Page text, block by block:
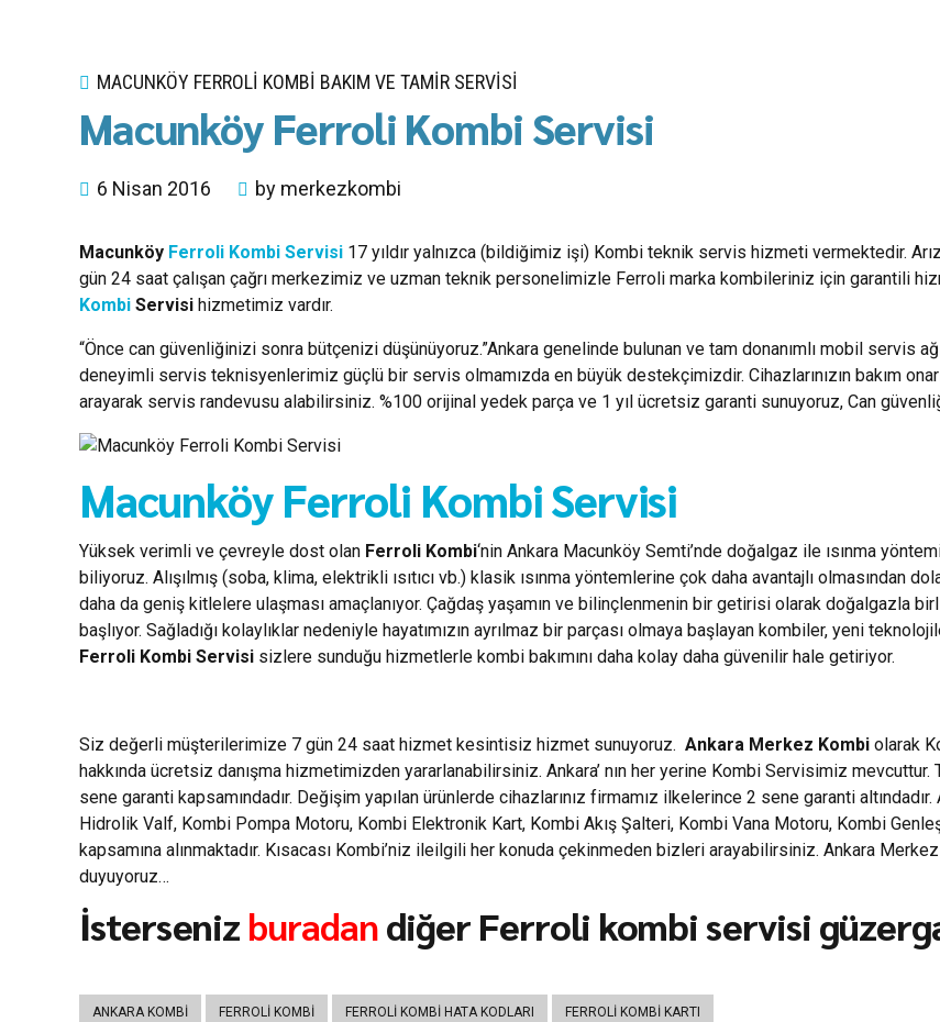
MACUNKÖY FERROLI KOMBI BAKIM VE TAMIR SERVISI
Macunköy Ferroli Kombi Servisi
6 Nisan 2016 by merkezkombi
Macunköy Ferroli Kombi Servisi 17 yıldır yalnızca (bildiğimiz işi) Kombi teknik servis hizmeti vermektedir.
gün 24 saat çalışan çağrı merkezimiz ve uzman teknik personelimizle Ferroli marka kombileriniz için garantili
Kombi Servisi hizmetimiz vardır.
“Önce can güvenliğinizi sonra bütçenizi düşünüyoruz.”Ankara genelinde bulunan ve tam donanımlı mobil servis
deneyimli servis teknisyenlerimiz güçlü bir servis olmamızda en büyük destekçimizdir. Cihazlarınızın bakım
arayarak servis randevusu alabilirsiniz. %100 orijinal yedek parça ve 1 yıl ücretsiz garanti sunuyoruz, Can
Macunköy Ferroli Kombi Servisi
Yüksek verimli ve çevreyle dost olan Ferroli Kombi‘nin Ankara Macunköy Semti’nde doğalgaz ile ısınma
biliyoruz. Alışılmış (soba, klima, elektrikli ısıtıcı vb.) klasik ısınma yöntemlerine çok daha avantajlı olmasından
daha da geniş kitlelere ulaşması amaçlanıyor. Çağdaş yaşamın ve bilinçlenmenin bir getirisi olarak doğalgazla
başlıyor. Sağladığı kolaylıklar nedeniyle hayatımızın ayrılmaz bir parçası olmaya başlayan kombiler, yeni
Ferroli Kombi Servisi sizlere sunduğu hizmetlerle kombi bakımını daha kolay daha güvenilir hale getiriyor.
Siz değerli müşterilerimize 7 gün 24 saat hizmet kesintisiz hizmet sunuyoruz. Ankara Merkez Kombi olarak
hakkında ücretsiz danışma hizmetimizden yararlanabilirsiniz. Ankara’ nın her yerine Kombi Servisimiz
sene garanti kapsamındadır. Değişim yapılan ürünlerde cihazlarınız firmamız ilkelerince 2 sene garanti altındadır.
Hidrolik Valf, Kombi Pompa Motoru, Kombi Elektronik Kart, Kombi Akış Şalteri, Kombi Vana Motoru, Kombi
kapsamına alınmaktadır. Kısacası Kombi’niz ileilgili her konuda çekinmeden bizleri arayabilirsiniz. Ankara
duyuyoruz…
İsterseniz buradandiğer Ferroli kombi servisi
ANKARA KOMBI FERROLI KOMBI FERROLI KOMBI HATA KODLARI FERROLI KOMBI KARTI